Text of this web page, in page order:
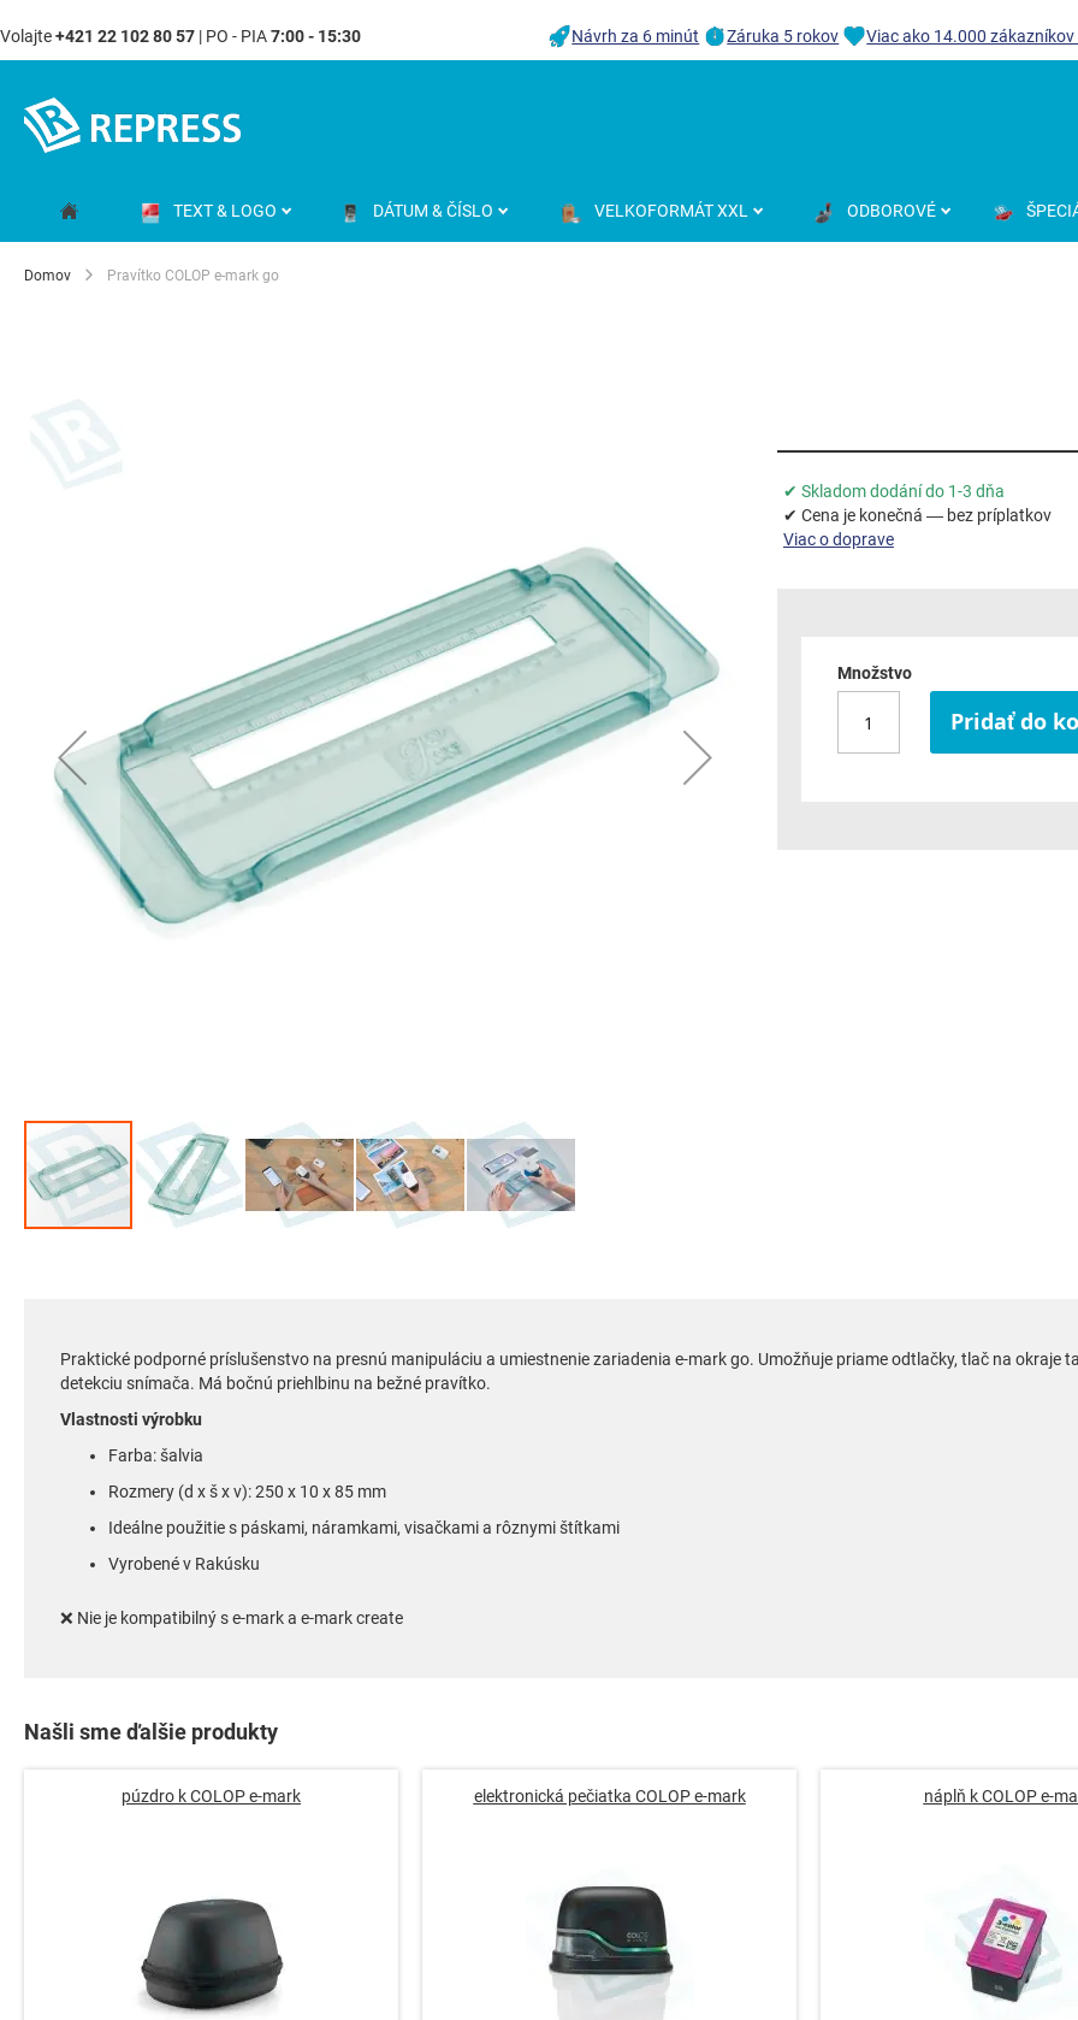
Volajte+421 22 102 80 57 | PO - PIA7:00 - 15:30 Návrh za 6 minút Záruka 5 rokov
Viac ako 14.000
Content
TEXT & LOGO DÁTUM & ČÍSLO VELKOFORMÁT XXL ODBOROVÉ
Domov Pravítko COLOP e-mark go
✔ Skladom dodání do 1-3 dňa
✔ Cena je konečná — bez príplatkov
Viac o doprave
Množstvo
Pridať do
Praktické podporné príslušenstvo na presnú manipuláciu a umiestnenie zariadenia e-mark go. Umožňuje priame odtlačky, tlač na okraje
detekciu snímača. Má bočnú priehlbinu na bežné pravítko.
Vlastnosti výrobku
Farba: šalvia
Rozmery (d x š x v): 250 x 10 x 85 mm
Ideálne použitie s páskami, náramkami, visačkami a rôznymi štítkami
Vyrobené v Rakúsku
❌ Nie je kompatibilný s e-mark a e-mark create
Našli sme ďalšie produkty
púzdro k COLOP e-mark elektronická pečiatka COLOP e-mark náplň k COLOP e-